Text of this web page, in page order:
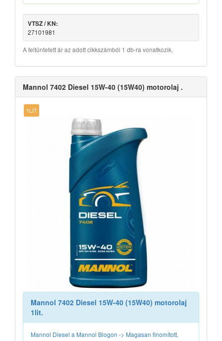
VTSZ / KN:
27101981
A feltüntetett ár az adott cikkszámból 1 db-ra vonatkozik.
Mannol 7402 Diesel 15W-40 (15W40) motorolaj .
1LIT
Mannol 7402 Diesel 15W-40 (15W40) motorolaj
1lit.
Mannol Diesel a Mannol Blogon -> Magasan finomított,